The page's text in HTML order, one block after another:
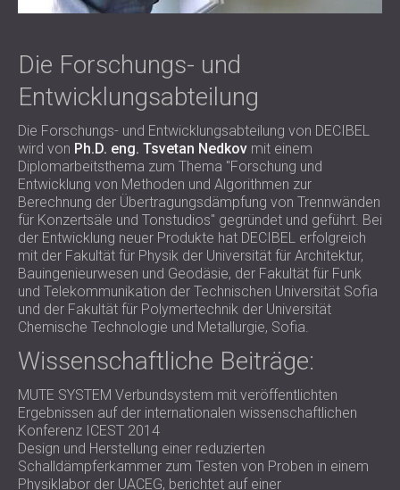
SCHAUMABSORBER, BASSFALLEN UND
AKUSTIKPLATTEN UND
SCHALLABSORBIERENDE PLATTEN
NEWS
VIDEO
REFERENZEN
MITGLIEDSCHAFTEN
SCHALLSCHUTZ UND AKUSTIK FÜR
WOHNGEBÄUDE
SCHALLSCHUTZ UND AKUSTIK FÜR
SCHALLSCHUTZ UND AKUSTIK FÜR
BÜROS
SCHALLDÄMMUNG UND AKUSTIK VON
MASCHINEN UND ANLAGEN
SCHALLSCHUTZ UND AKUSTIK FÜR
PROFESSIONELLE STUDIOS
SCHALLSCHUTZ UND AKUSTIK FÜR
LABORE UND PRÜFEINRICHTUNGEN
SCHALLSCHUTZ UND AKUSTIK FÜR
RESTAURANTS UND CLUBS
SCHALLSCHUTZ UND
AKUSTIKLÖSUNGEN FÜR HOTELS
SCHALLSCHUTZ UND AKUSTIK FÜR
HALLEN
SCHALLDÄMMUNG UND
AKUSTIKLÖSUNGEN FÜR
SERVICES
AKUSTIK BERATUNG
AKUSTISCHE SIMULATION
AKUSTIKTECHNIK
MESSUNGEN
BAUÜBERWACHUNG
BAUAUSFÜHRUNG
PROJEKTE
KONTAKTE
DOWNLOADBEREICH
DEUTSCHLAND (DE)
БЪЛГАРИЯ (BG)
GREAT BRITAIN (GB)
ÖSTERREICH (AT)
SRBIJA (RS)
ROMÂNIA (RO)
POLAND (PL)
FINLAND (FI)
РОССИЯ (RU)
USA (US)
Die Forschungs- und
Entwicklungsabteilung
Die Forschungs- und Entwicklungsabteilung von DECIBEL
wird von Ph.D. eng. Tsvetan Nedkov mit einem
Diplomarbeitsthema zum Thema "Forschung und
Entwicklung von Methoden und Algorithmen zur
Berechnung der Übertragungsdämpfung von Trennwänden
für Konzertsäle und Tonstudios" gegründet und geführt. Bei
der Entwicklung neuer Produkte hat DECIBEL erfolgreich
mit der Fakultät für Physik der Universität für Architektur,
Bauingenieurwesen und Geodäsie, der Fakultät für Funk
und Telekommunikation der Technischen Universität Sofia
und der Fakultät für Polymertechnik der Universität
Chemische Technologie und Metallurgie, Sofia.
Wissenschaftliche Beiträge:
MUTE SYSTEM Verbundsystem mit veröffentlichten
Ergebnissen auf der internationalen wissenschaftlichen
Konferenz ICEST 2014
Design und Herstellung einer reduzierten
Schalldämpferkammer zum Testen von Proben in einem
Physiklabor der UACEG, berichtet auf einer